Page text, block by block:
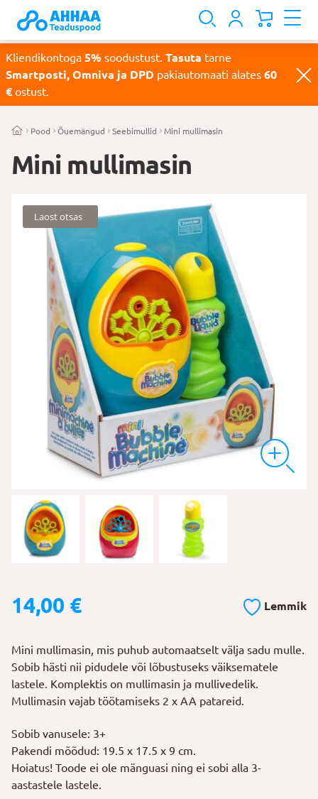
Kliendikontoga 5% soodustust. Tasuta tarne
Smartposti, Omniva ja DPD pakiautomaati alates 60
€ ostust.
Pood Õuemängud Seebimullid Mini mullimasin
Mini mullimasin
Laost otsas
14,00 € Lemmik
Mini mullimasin, mis puhub automaatselt välja sadu mulle.
Sobib hästi nii pidudele või lõbustuseks väiksematele
lastele. Komplektis on mullimasin ja mullivedelik.
Mullimasin vajab töötamiseks 2 x AA patareid.
Sobib vanusele: 3+
Pakendi mõõdud: 19.5 x 17.5 x 9 cm.
Hoiatus! Toode ei ole mänguasi ning ei sobi alla 3-
aastastele lastele.